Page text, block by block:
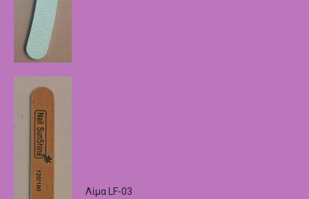
Λίμα LF-03